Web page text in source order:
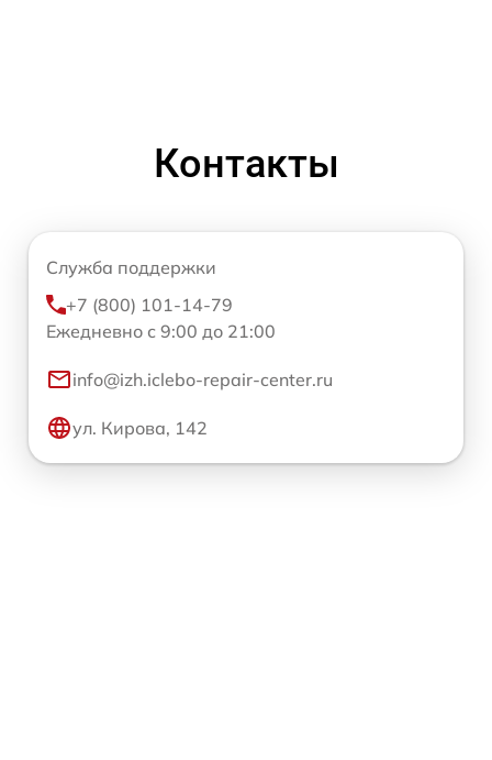
Контакты
Служба поддержки
+7 (800) 101-14-79
Ежедневно с 9:00 до 21:00
info@izh.iclebo-repair-center.ru
ул. Кирова, 142